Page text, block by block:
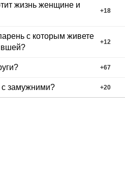
жизнь женщине и
+18
с которым живете
+12
+67
замужними? +20